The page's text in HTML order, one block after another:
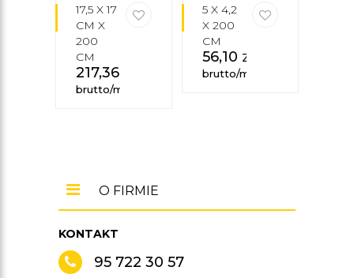
17,5 X 17
CM X
200
CM
217,36
brutto/mb
5 X 4,2
X 200
CM
56,10 zł
brutto/mb
KONTAKT
95 722 30 57
O FIRMIE